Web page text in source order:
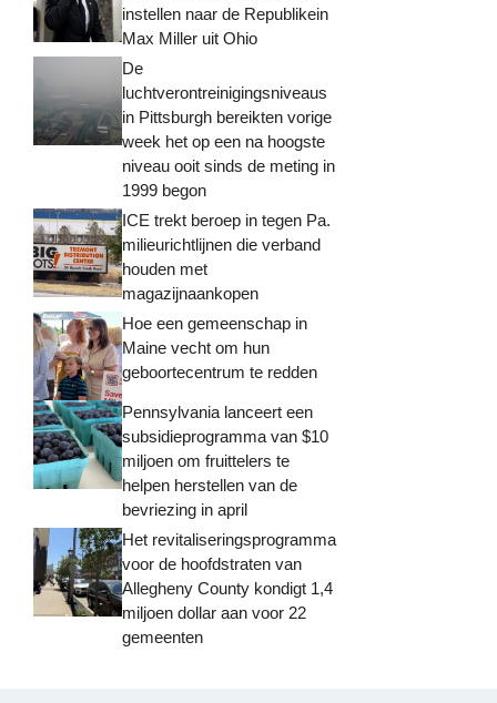
instellen naar de Republikein
Max Miller uit Ohio
De
luchtverontreinigingsniveaus
in Pittsburgh bereikten vorige
week het op een na hoogste
niveau ooit sinds de meting in
1999 begon
ICE trekt beroep in tegen Pa.
milieurichtlijnen die verband
houden met
magazijnaankopen
Hoe een gemeenschap in
Maine vecht om hun
geboortecentrum te redden
Pennsylvania lanceert een
subsidieprogramma van $10
miljoen om fruittelers te
helpen herstellen van de
bevriezing in april
Het revitaliseringsprogramma
voor de hoofdstraten van
Allegheny County kondigt 1,4
miljoen dollar aan voor 22
gemeenten